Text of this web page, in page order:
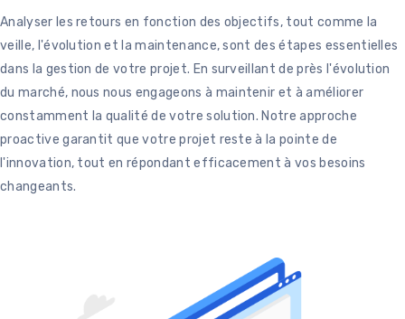
Analyser les retours en fonction des objectifs, tout comme la
veille, l'évolution et la maintenance, sont des étapes essentielles
dans la gestion de votre projet. En surveillant de près l'évolution
du marché, nous nous engageons à maintenir et à améliorer
constamment la qualité de votre solution. Notre approche
proactive garantit que votre projet reste à la pointe de
l'innovation, tout en répondant efficacement à vos besoins
changeants.